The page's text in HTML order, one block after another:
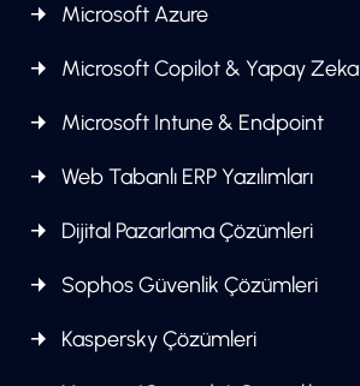
Microsoft Azure
Microsoft Copilot & Yapay Zeka
Microsoft Intune & Endpoint
Web Tabanlı ERP Yazılımları
Dijital Pazarlama Çözümleri
Sophos Güvenlik Çözümleri
Kaspersky Çözümleri